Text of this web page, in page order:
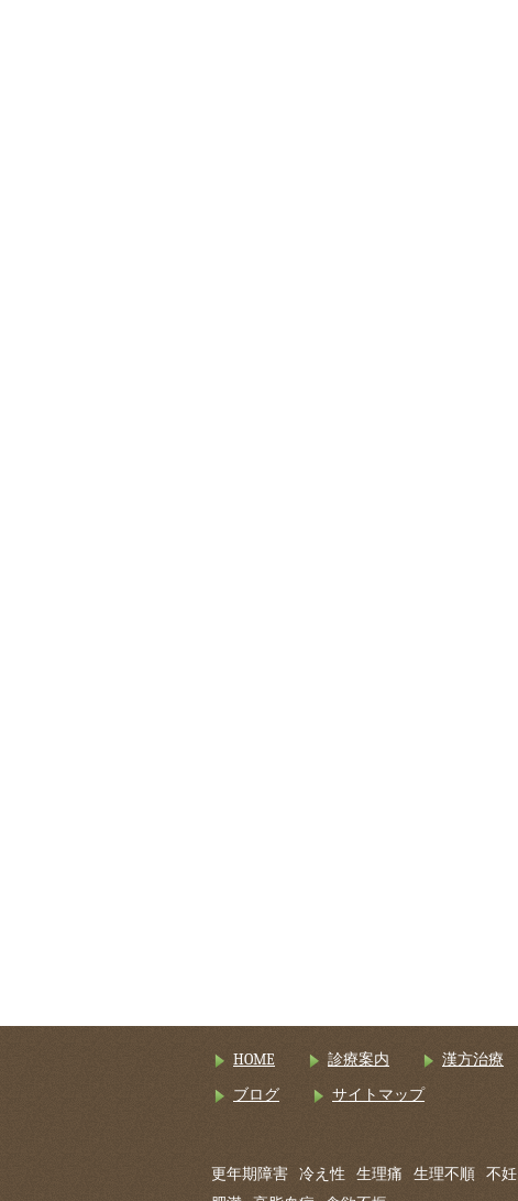
HOME 診療案内 漢方治療
ブログ
サイトマップ
更年期障害 冷え性 生理痛 生理不順 不妊